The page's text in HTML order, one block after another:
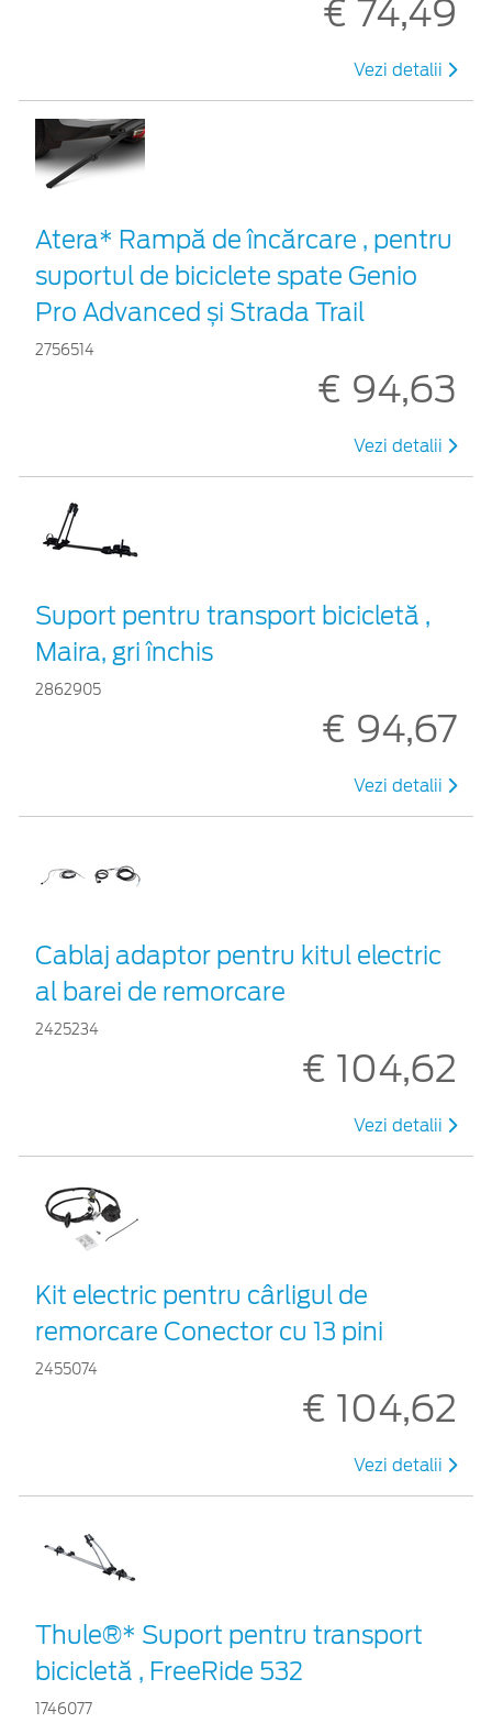
€ 74,49
Vezi detalii
Atera* Rampă de încărcare , pentru
suportul de biciclete spate Genio
Pro Advanced și Strada Trail
2756514
€ 94,63
Vezi detalii
Suport pentru transport bicicletă ,
Maira, gri închis
2862905
€ 94,67
Vezi detalii
Cablaj adaptor pentru kitul electric
al barei de remorcare
2425234
€ 104,62
Vezi detalii
Kit electric pentru cârligul de
remorcare Conector cu 13 pini
2455074
€ 104,62
Vezi detalii
Thule®* Suport pentru transport
bicicletă , FreeRide 532
1746077